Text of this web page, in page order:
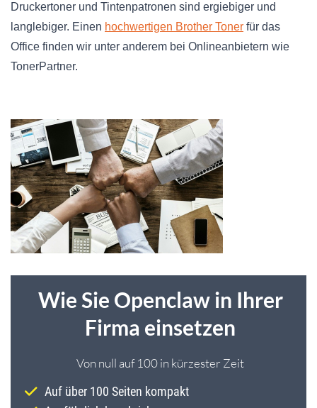
Druckertoner und Tintenpatronen sind ergiebiger und
langlebiger. Einen hochwertigen Brother Toner für das
Office finden wir unter anderem bei Onlineanbietern wie
TonerPartner.